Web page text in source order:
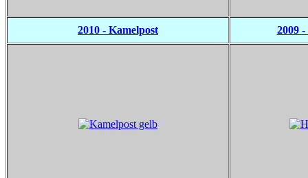
2010 - Kamelpost 2009